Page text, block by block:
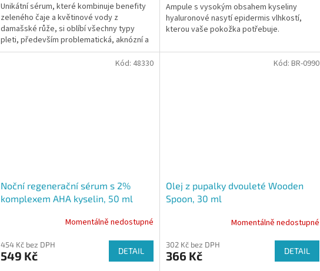
Unikátní sérum, které kombinuje benefity
zeleného čaje a květinové vody z
damašské růže, si oblíbí všechny typy
pleti, především problematická, aknózní a
zralá pokožka.
Ampule s vysokým obsahem kyseliny
hyaluronové nasytí epidermis vlhkostí,
kterou vaše pokožka potřebuje.
Noční regenerační sérum s 2%
komplexem AHA kyselin, 50 ml
Momentálně nedostupné
454 Kč bez DPH
549 Kč DETAIL
Kód: 48330
Olej z pupalky dvouleté Wooden
Spoon, 30 ml
Momentálně nedostupné
302 Kč bez DPH
366 Kč DETAIL
Kód: BR-0990